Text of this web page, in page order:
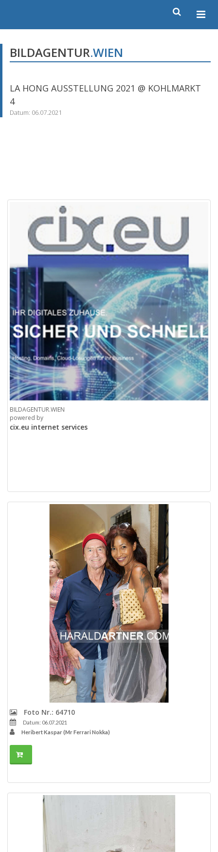
BILDAGENTUR.WIEN
LA HONG AUSSTELLUNG 2021 @ KOHLMARKT
4
Datum: 06.07.2021
BILDAGENTUR.WIEN
powered by
cix.eu internet services
Foto Nr.: 64710
Datum: 06.07.2021
Heribert Kaspar (Mr Ferrari Nokka)